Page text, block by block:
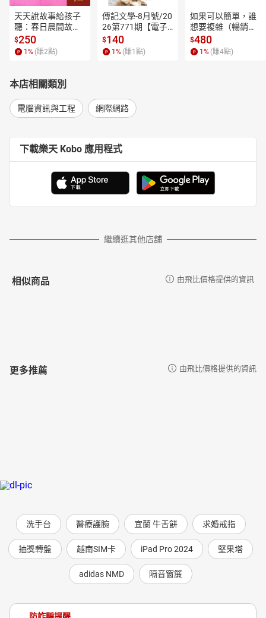
天天說故事給孩子
聽：春日晨間故事
【有聲書】
$250
1 % (賺2點)
傳記文學-8月號/20
26第771期【電子
書】
$140
1 % (賺1 點)
如果可以簡單，誰
想要複雜（暢銷經
典新編版）【電子
書】
$480
1 % (賺4點)
本店相關類別
電腦資訊與工程 網際網路
下載樂天 Kobo 應用程式
繼續逛其他店舖
相似商品 由飛比價格提供的資訊
更多推薦 由飛比價格提供的資訊
洗手台 醫療護腕 宜蘭 牛舌餅 求婚戒指
抽獎轉盤 越南SIM卡 iPad Pro 2024 堅果塔
adidas NMD 隔音窗簾